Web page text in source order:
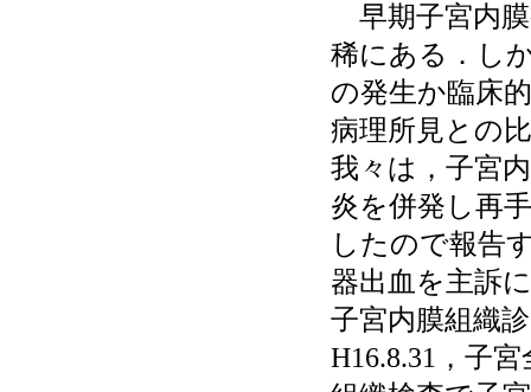
早期子宮内
稀にある．し
の発生か臨床
病理所見との
我々は，子宮
炎を併発し再
したので報告
器出血を主訴
子宮内膜組織
H16.8.31，子